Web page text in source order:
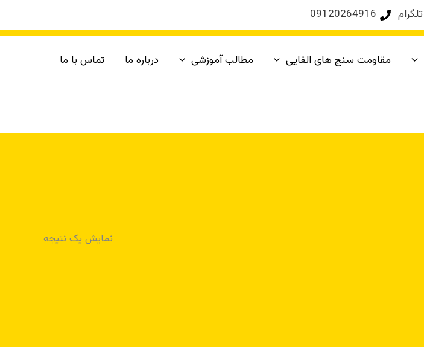
تلگرام 09120264916
مقاومت سنج های القایی مطالب آموزشی درباره ما تماس با ما
نمایش یک نتیجه